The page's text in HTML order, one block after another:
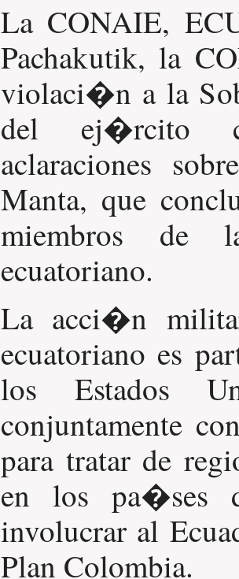
La CONAIE,
Pachakutik, la
violaci�n a la
del ej�rcito
aclaraciones
Manta, que
miembros de
ecuatoriano.
La acci�n
ecuatoriano es
los Estados
conjuntamente
para tratar de
en los pa�ses
involucrar al
Plan Colombia.